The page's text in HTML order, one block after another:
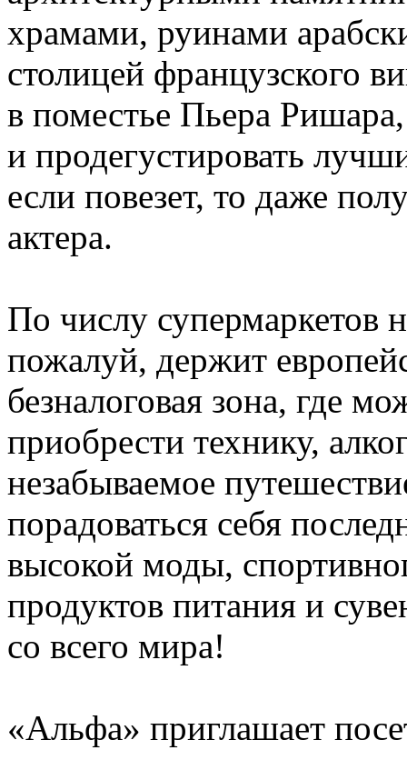
храмами, руинами
столицей французского
в поместье Пьера
и продегустировать
если повезет, то даже
актера.
По числу супермаркетов
пожалуй, держит
безналоговая зона, где
приобрести технику,
незабываемое
порадоваться себя
высокой моды,
продуктов питания и
со всего мира!
«Альфа» приглашает